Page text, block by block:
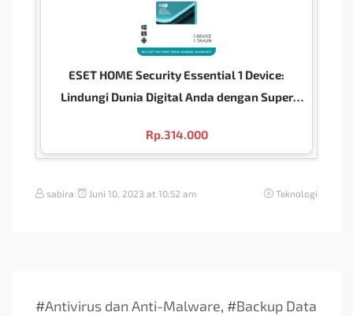
ESET HOME Security Essential 1 Device:
Lindungi Dunia Digital Anda dengan Super
Rp.314.000
sabira Juni 10, 2023 at 10:52 am Teknologi
#Antivirus dan Anti-Malware, #Backup Data